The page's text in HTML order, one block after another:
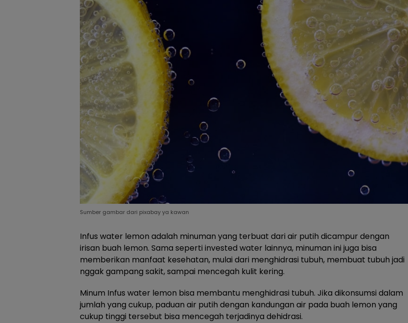
Sumber gambar dari pixabay ya kawan
Infus water lemon adalah minuman yang terbuat dari air putih dicampur dengan
irisan buah lemon. Sama seperti invested water lainnya, minuman ini juga bisa
memberikan manfaat kesehatan, mulai dari menghidrasi tubuh, membuat tubuh jadi
nggak gampang sakit, sampai mencegah kulit kering.
Minum Infus water lemon bisa membantu menghidrasi tubuh. Jika dikonsumsi dalam
jumlah yang cukup, paduan air putih dengan kandungan air pada buah lemon yang
cukup tinggi tersebut bisa mencegah terjadinya dehidrasi.